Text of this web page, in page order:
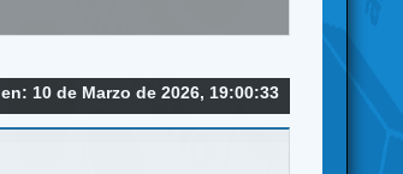
en: 10 de Marzo de 2026, 19:00:33